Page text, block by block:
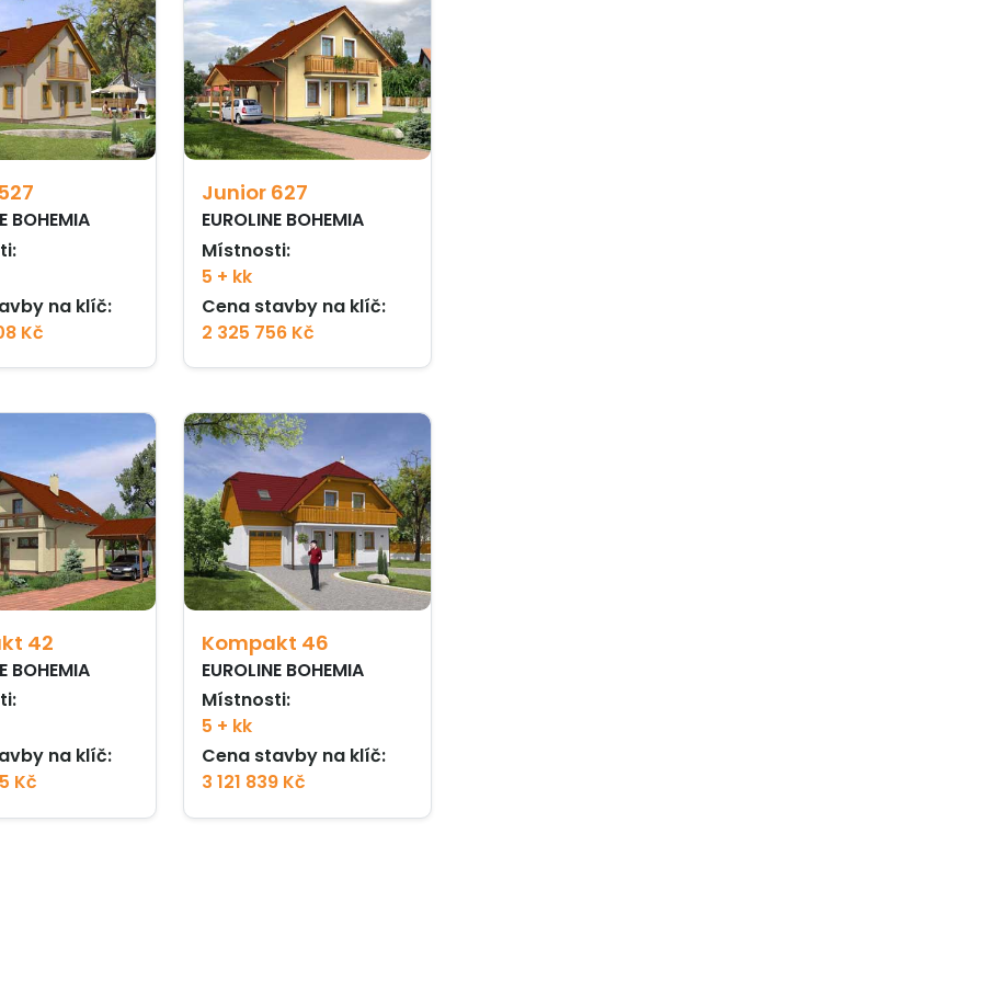
BOHEMIA
na klíč:
Kč
Junior 627
EUROLINE BOHEMIA
Místnosti:
5 + kk
Cena stavby na klíč:
2 325 756 Kč
42
BOHEMIA
na klíč:
Kč
Kompakt 46
EUROLINE BOHEMIA
Místnosti:
5 + kk
Cena stavby na klíč:
3 121 839 Kč